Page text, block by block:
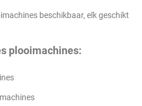
beschikbaar, elk geschikt
plooimachines: